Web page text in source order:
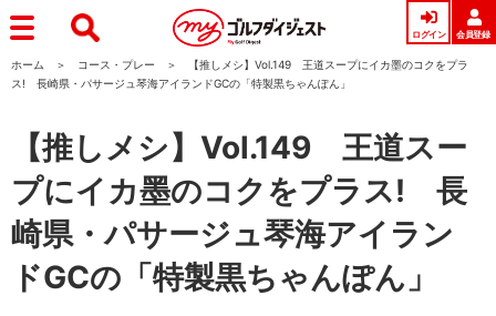
ログイン 会員登録
ホーム コース・プレー
【推しメシ】Vol.149 王道スープにイカ墨のコクをプラ
ス! 長崎県・パサージュ琴海アイランドGCの「特製黒ちゃんぽん」
【推しメシ】Vol.149 王道スー
プにイカ墨のコクをプラス! 長
崎県・パサージュ琴海アイラン
ドGCの「特製黒ちゃんぽん」